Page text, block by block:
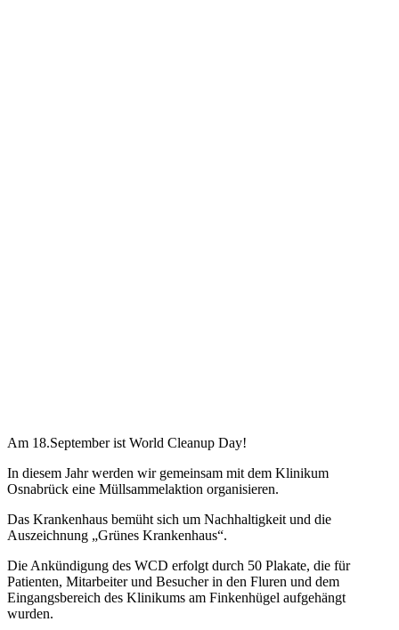
Am 18.September ist World Cleanup Day!
In diesem Jahr werden wir gemeinsam mit dem Klinikum
Osnabrück eine Müllsammelaktion organisieren.
Das Krankenhaus bemüht sich um Nachhaltigkeit und die
Auszeichnung „Grünes Krankenhaus“.
Die Ankündigung des WCD erfolgt durch 50 Plakate, die für
Patienten, Mitarbeiter und Besucher in den Fluren und dem
Eingangsbereich des Klinikums am Finkenhügel aufgehängt
wurden.